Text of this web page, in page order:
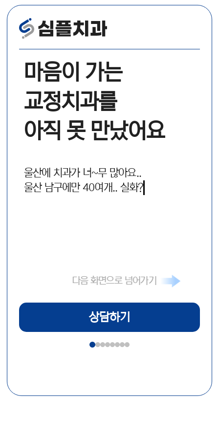
마음이 가는
교정치과를
아직 못 만났어요
울산에 치과가 너~무 많아요..
울산 남구에만 40여개.. 실화?
다음 화면으로 넘어가기
상담하기